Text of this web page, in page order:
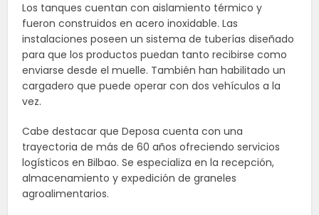
Los tanques cuentan con aislamiento térmico y
fueron construidos en acero inoxidable. Las
instalaciones poseen un sistema de tuberías diseñado
para que los productos puedan tanto recibirse como
enviarse desde el muelle. También han habilitado un
cargadero que puede operar con dos vehículos a la
vez.
Cabe destacar que Deposa cuenta con una
trayectoria de más de 60 años ofreciendo servicios
logísticos en Bilbao. Se especializa en la recepción,
almacenamiento y expedición de graneles
agroalimentarios.